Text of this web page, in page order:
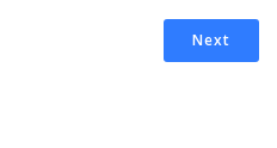
Next